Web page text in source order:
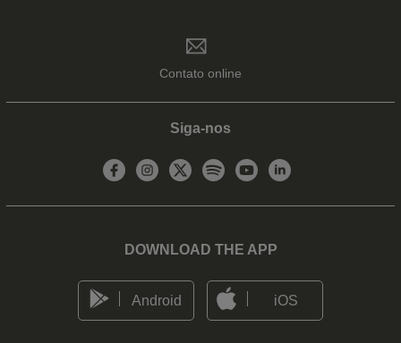
Contato online
Siga-nos
DOWNLOAD THE APP
Android iOS